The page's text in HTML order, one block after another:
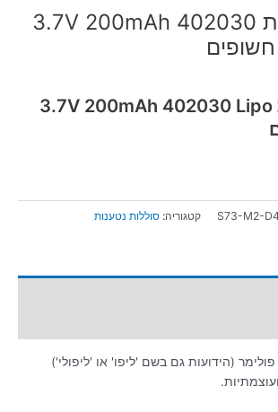
סוללה נטענת 3.7V 200mAh 402030
סוללה נטענת 3.7V 200mAh 402030 Lipo
S73-M2- קטגוריה: סוללות נטענות
פולימר (הידועות גם בשם 'ליפו' או 'ליפולי')